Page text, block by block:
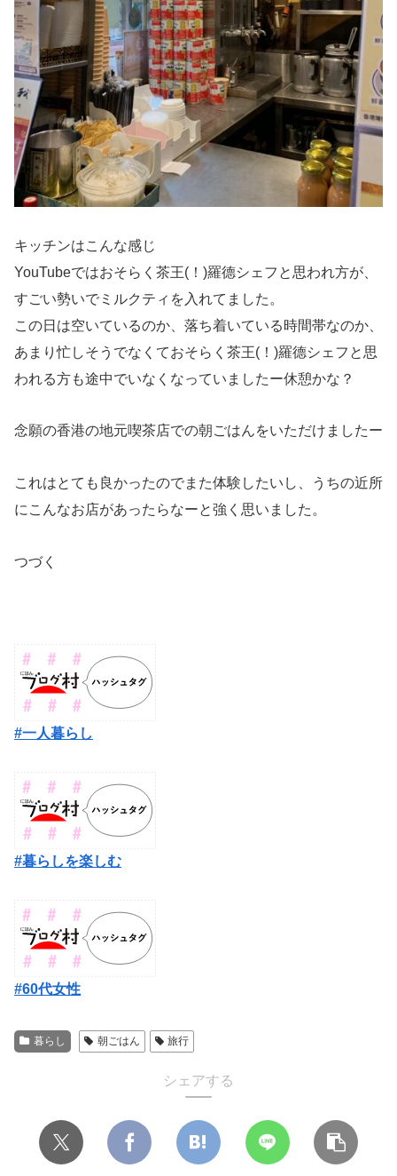
キッチンはこんな感じ
YouTubeではおそらく茶王(！)羅德シェフと思われ方が、
すごい勢いでミルクティを入れてました。
この日は空いているのか、落ち着いている時間帯なのか、
あまり忙しそうでなくておそらく茶王(！)羅德シェフと思
われる方も途中でいなくなっていましたー休憩かな？
念願の香港の地元喫茶店での朝ごはんをいただけましたー
これはとても良かったのでまた体験したいし、うちの近所
にこんなお店があったらなーと強く思いました。
つづく
#一人暮らし
#暮らしを楽しむ
#60代女性
暮らし 朝ごはん 旅行
シェアする